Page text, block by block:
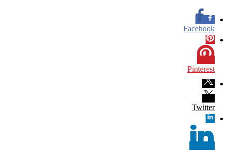
Facebook
Pinterest
Twitter